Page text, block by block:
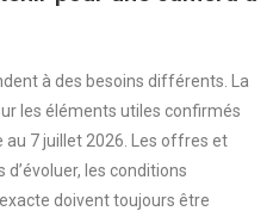
à des besoins différents. La
les éléments utiles confirmés
7 juillet 2026. Les offres et
les conditions
doivent toujours être